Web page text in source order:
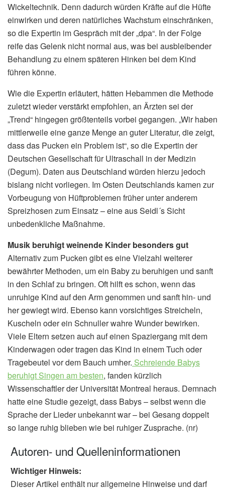
Wickeltechnik. Denn dadurch würden Kräfte auf die Hüfte
einwirken und deren natürliches Wachstum einschränken,
so die Expertin im Gespräch mit der „dpa“. In der Folge
reife das Gelenk nicht normal aus, was bei ausbleibender
Behandlung zu einem späteren Hinken bei dem Kind
führen könne.
Wie die Expertin erläutert, hätten Hebammen die Methode
zuletzt wieder verstärkt empfohlen, an Ärzten sei der
„Trend“ hingegen größtenteils vorbei gegangen. „Wir haben
mittlerweile eine ganze Menge an guter Literatur, die zeigt,
dass das Pucken ein Problem ist“, so die Expertin der
Deutschen Gesellschaft für Ultraschall in der Medizin
(Degum). Daten aus Deutschland würden hierzu jedoch
bislang nicht vorliegen. Im Osten Deutschlands kamen zur
Vorbeugung von Hüftproblemen früher unter anderem
Spreizhosen zum Einsatz – eine aus Seidl´s Sicht
unbedenkliche Maßnahme.
Musik beruhigt weinende Kinder besonders gut
Alternativ zum Pucken gibt es eine Vielzahl weiterer
bewährter Methoden, um ein Baby zu beruhigen und sanft
in den Schlaf zu bringen. Oft hilft es schon, wenn das
unruhige Kind auf den Arm genommen und sanft hin- und
her gewiegt wird. Ebenso kann vorsichtiges Streicheln,
Kuscheln oder ein Schnuller wahre Wunder bewirken.
Viele Eltern setzen auch auf einen Spaziergang mit dem
Kinderwagen oder tragen das Kind in einem Tuch oder
Tragebeutel vor dem Bauch umher. Schreiende Babys
beruhigt Singen am besten, fanden kürzlich
Wissenschaftler der Universität Montreal heraus. Demnach
hatte eine Studie gezeigt, dass Babys – selbst wenn die
Sprache der Lieder unbekannt war – bei Gesang doppelt
so lange ruhig blieben wie bei ruhiger Zusprache. (nr)
Autoren- und Quelleninformationen
Wichtiger Hinweis:
Dieser Artikel enthält nur allgemeine Hinweise und darf